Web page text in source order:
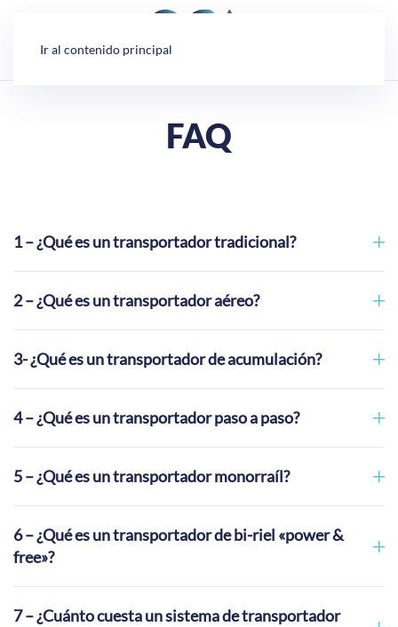
Ir al contenido principal
FAQ
1 – ¿Qué es un transportador tradicional?
2 – ¿Qué es un transportador aéreo?
3- ¿Qué es un transportador de acumulación?
4 – ¿Qué es un transportador paso a paso?
5 – ¿Qué es un transportador monorraíl?
6 – ¿Qué es un transportador de bi-riel «power &
free»?
7 – ¿Cuánto cuesta un sistema de transportador